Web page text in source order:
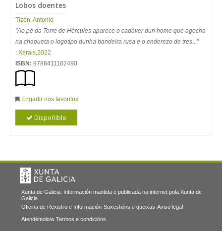
Lobos doentes
Tizón, Antonio
"Ao pé da Torre de Hércules aparece o cadáver dun home que agocha
na chaqueta o logotipo dunha bandeira rusa e o enderezo de tres..."
: Xerais,2022
ISBN: 9788411102490
Engadir nos favoritos
Dispoñible
Xunta de Galicia. Información mantida e publicada na internet pola Xunta de
Galicia
Oficina de Rexistro e Información Suxestións e queixas Aviso legal
Atendémolo/a Termos e condicións